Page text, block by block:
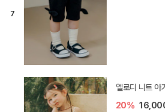
[SIZE ~6Y] 블
셋업